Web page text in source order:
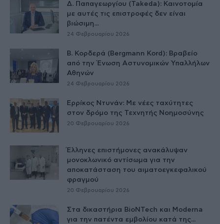
Δ. Παπαγεωργίου (Takeda): Καινοτομία
με αυτές τις επιστροφές δεν είναι
βιώσιμη...
24 Φεβρουαρίου 2026
Β. Κορδερά (Bergmann Kord): Βραβείο
από την Ένωση Αστυνομικών Υπαλλήλων
Αθηνών
24 Φεβρουαρίου 2026
Ερρίκος Ντυνάν: Με νέες ταχύτητες
στον δρόμο της Τεχνητής Νοημοσύνης
20 Φεβρουαρίου 2026
Έλληνες επιστήμονες ανακάλυψαν
μονοκλωνικό αντίσωμα για την
αποκατάσταση του αιματοεγκεφαλικού
φραγμού
20 Φεβρουαρίου 2026
Στα δικαστήρια BioNTech και Moderna
για την πατέντα εμβολίου κατά της...